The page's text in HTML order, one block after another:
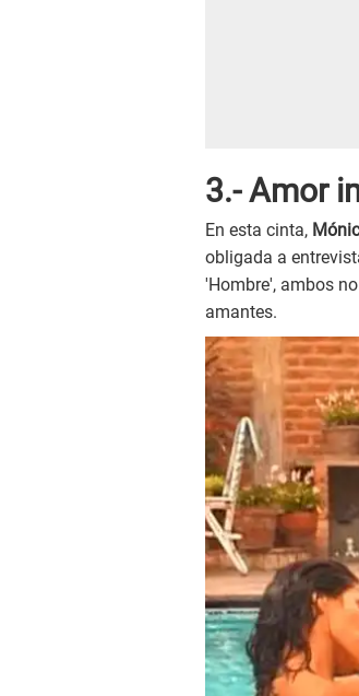
3.- Amor
En esta cinta,
obligada a
'Hombre', ambos
amantes.